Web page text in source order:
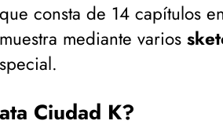
consta de 14 capítulos
mediante varios
Ciudad K?